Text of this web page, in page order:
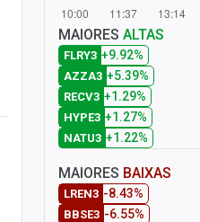
MAIORES ALTAS
FLRY3 +9.92%
AZZA3 +5.39%
RECV3 +1.29%
HYPE3 +1.27%
NATU3 +1.22%
MAIORES BAIXAS
LREN3 -8.43%
BBSE3 -6.55%